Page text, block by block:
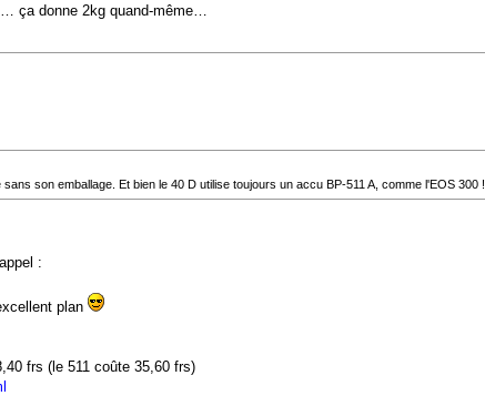
ça donne 2kg quand-même…
son emballage. Et bien le 40 D utilise toujours un accu BP-511 A, comme l'EOS 300 !
:
plan
frs (le 511 coûte 35,60 frs)